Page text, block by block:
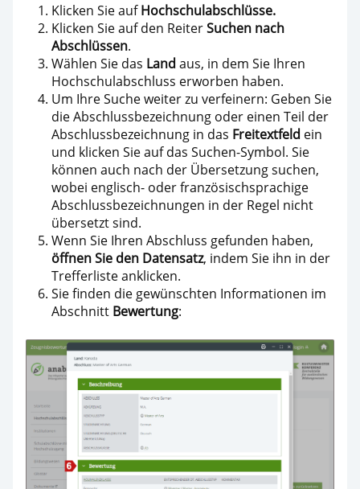
Klicken Sie aufHochschulabschlüsse.
Klicken Sie auf den ReiterSuchen nach
Abschlüssen.
Wählen Sie das Land aus, in dem Sie Ihren
Hochschulabschluss erworben haben.
Um Ihre Suche weiter zu verfeinern: Geben Sie
die Abschlussbezeichnung oder einen Teil der
Abschlussbezeichnung in das Freitextfeld ein
und klicken Sie auf das Suchen-Symbol. Sie
können auch nach der Übersetzung suchen,
wobei englisch- oder französischsprachige
Abschlussbezeichnungen in der Regel nicht
übersetzt sind.
Wenn Sie Ihren Abschluss gefunden haben,
öffnen Sie den Datensatz, indem Sie ihn in der
Trefferliste anklicken.
Sie finden die gewünschten Informationen im
Abschnitt Bewertung: